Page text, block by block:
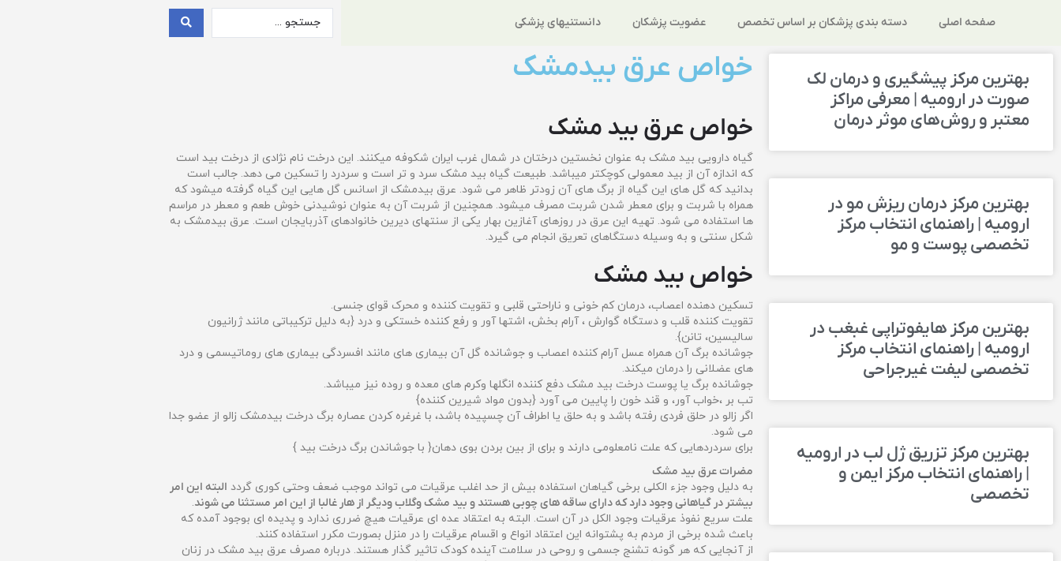
صفحه اصلی دسته بندی پزشکان بر اساس تخصص عضویت پزشکان دانستنیهای پزشکی
بهترین مرکز پیشگیری و درمان لک
صورت در ارومیه | معرفی مراکز
معتبر و روش‌های موثر درمان
بهترین مرکز درمان ریزش مو در
ارومیه | راهنمای انتخاب مرکز
تخصصی پوست و مو
بهترین مرکز هایفوتراپی غبغب در
ارومیه | راهنمای انتخاب مرکز
تخصصی لیفت غیرجراحی
بهترین مرکز تزریق ژل لب در ارومیه
| راهنمای انتخاب مرکز ایمن و
تخصصی
خواص عرق بیدمشک
خواص عرق بید مشک
گیاه دارویی بید مشک به عنوان نخستین درختان در شمال غرب ایران شکوفه میکنند. این درخت نام نژادی از درخت بید است
که اندازه آن از بید معمولی کوچکتر میباشد. طبیعت گیاه بید مشک سرد و تر است و سردرد را تسکین می دهد. جالب است
بدانید که گل های این گیاه از برگ های آن زودتر ظاهر می شود. عرق بیدمشک از اسانس گل هایی این گیاه گرفته میشود که
همراه با شربت و برای معطر شدن شربت مصرف میشود. همچنین از شربت آن به عنوان نوشیدنی خوش طعم و معطر در مراسم
ها استفاده می شود. تهیه این عرق در روزهای آغازین بهار یکی از سنتهای دیرین خانوادهای آذربایجان است. عرق بیدمشک به
شکل سنتی و به وسیله دستگاهای تعریق انجام می گیرد.
خواص بید مشک
تسکین دهنده اعصاب، درمان کم خونی و ناراحتی قلبی و تقویت کننده و محرک قوای جنسی.
تقویت کننده قلب و دستگاه گوارش ، آرام بخش، اشتها آور و رفع کننده خستکی و درد {به دلیل ترکیباتی مانند ژرانیون
سالیسین، تانن}.
جوشانده برگ آن همراه عسل آرام کننده اعصاب و جوشانده گل آن بیماری های مانند افسردگی بیماری های روماتیسمی و درد
های عضلانی را درمان میکند.
جوشانده برگ یا پوست درخت بید مشک دفع کننده انگلها وکرم های معده و روده نیز میباشد.
تب بر ،خواب آور، و قند خون را پایین می آورد {بدون مواد شیرین کننده}
اگر زالو در حلق فردی رفته باشد و به حلق یا اطراف آن چسپیده باشد، با غرغره کردن عصاره برگ درخت بیدمشک زالو از عضو جدا
می شود.
برای سردردهایی که علت نامعلومی دارند و برای از بین بردن بوی دهان{ با جوشاندن برگ درخت بید }
مضرات عرق بید مشک
به دلیل وجود جزء الکلی برخی گیاهان استفاده بیش از حد اغلب عرقیات می تواند موجب ضعف وحتی کوری گردد البته این امر
بیشتر در گیاهانی وجود دارد که دارای ساقه های چوبی هستند و بید مشک وگلاب ودیگر از هار غالبا از این امر مستثنا می شوند.
علت سریع نفوذ عرقیات وجود الکل در آن است. البته به اعتقاد عده ای عرقیات هیچ ضرری ندارد و پدیده ای بوجود آمده که
باعث شده برخی از مردم به پشتوانه این اعتقاد انواع و اقسام عرقیات را در منزل بصورت مکرر استفاده کنند.
از آنجایی که هر گونه تشنج جسمی و روحی در سلامت آینده کودک تاثیر گذار هستند. درباره مصرف عرق بید مشک در زنان